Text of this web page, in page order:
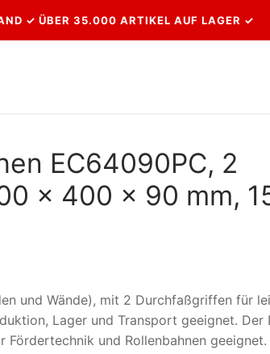
✓ ÜBER 35.000 ARTIKEL AUF LAGER ✓
EC64090PC, 2
x 400 x 90 mm,
und Wände), mit 2 Durchfaßgriffen für
Lager und Transport geeignet. Der
und Rollenbahnen